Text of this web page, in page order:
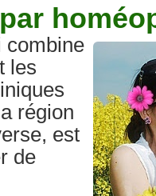
combine
les
région
est
de